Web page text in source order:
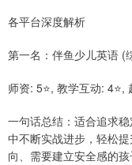
各平台深度解析
第一名：伴鱼少儿英语 (
师资: 5⭐, 教学互动: 4⭐,
一句话总结：适合追求
中不断实战进步，轻松
向、需要建立安全感的孩